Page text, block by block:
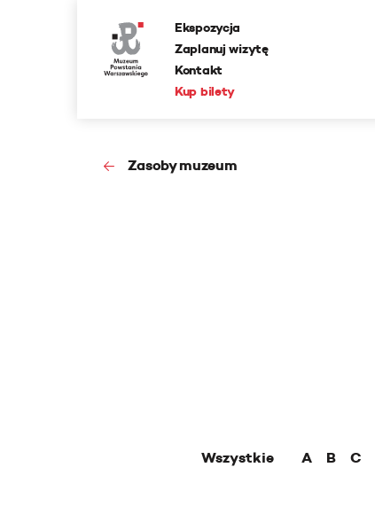
Ekspozycja
Zaplanuj wizytę
Kontakt
Kup bilety
Zasoby muzeum
Wszystkie A B C